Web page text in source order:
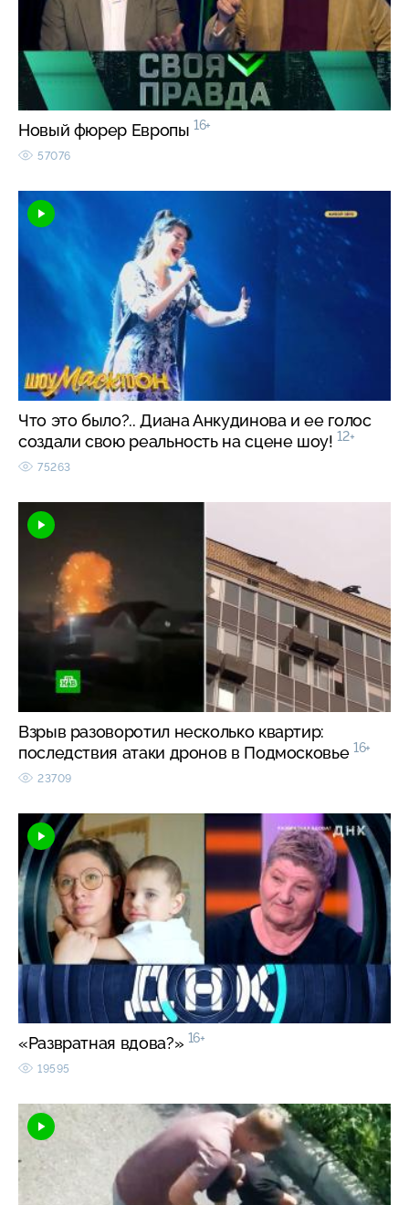
Новый фюрер Европы 16+
57076
Что это было?.. Диана Анкудинова и ее голос
создали свою реальность на сцене шоу! 12+
75263
Взрыв разоворотил несколько квартир:
последствия атаки дронов в Подмосковье 16+
23709
«Развратная вдова?» 16+
19595